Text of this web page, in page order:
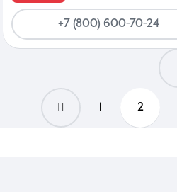
+7 (800) 600-70-24
1 2